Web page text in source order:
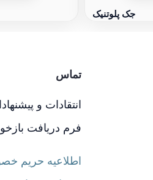
جک پلوتنیک
تماس
انتقادات و
فرم دریافت
اطلاعیه حریم